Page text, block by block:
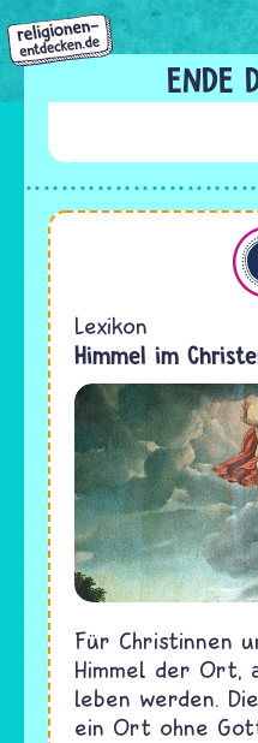
Direkt
zum
Inhalt
ENDE
Christentum
Lexikon
Himmel im
Für Christinnen
Himmel der Ort,
leben werden.
ein Ort ohne